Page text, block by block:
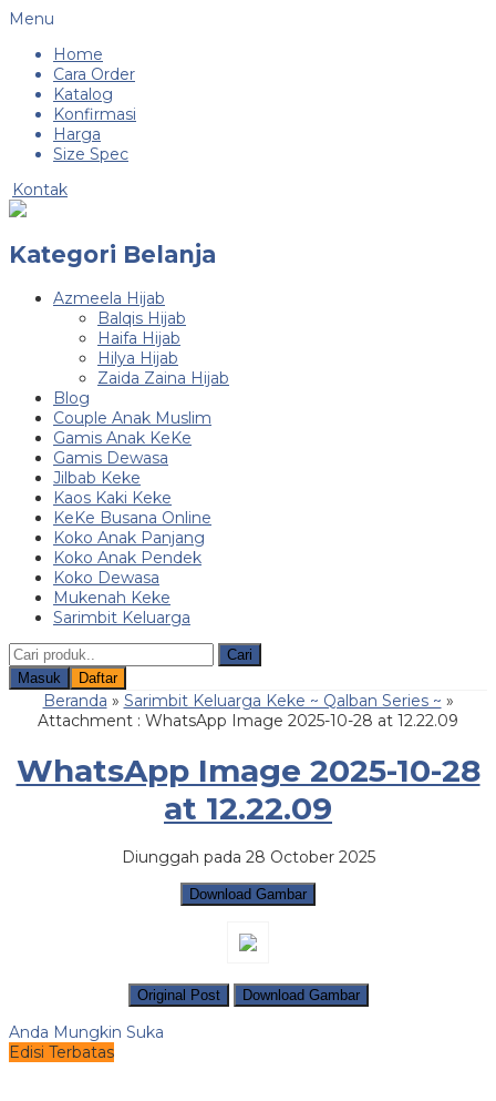
Menu
Home
Cara Order
Katalog
Konfirmasi
Harga
Size Spec
Kontak
Kategori Belanja
Azmeela Hijab
Balqis Hijab
Haifa Hijab
Hilya Hijab
Zaida Zaina Hijab
Blog
Couple Anak Muslim
Gamis Anak KeKe
Gamis Dewasa
Jilbab Keke
Kaos Kaki Keke
KeKe Busana Online
Koko Anak Panjang
Koko Anak Pendek
Koko Dewasa
Mukenah Keke
Sarimbit Keluarga
Cari
Masuk
Daftar
Beranda » Sarimbit Keluarga Keke ~ Qalban Series ~ »
Attachment : WhatsApp Image 2025-10-28 at 12.22.09
WhatsApp Image 2025-10-28
at 12.22.09
Diunggah pada 28 October 2025
Download Gambar
Original Post Download Gambar
Anda Mungkin Suka
Edisi Terbatas